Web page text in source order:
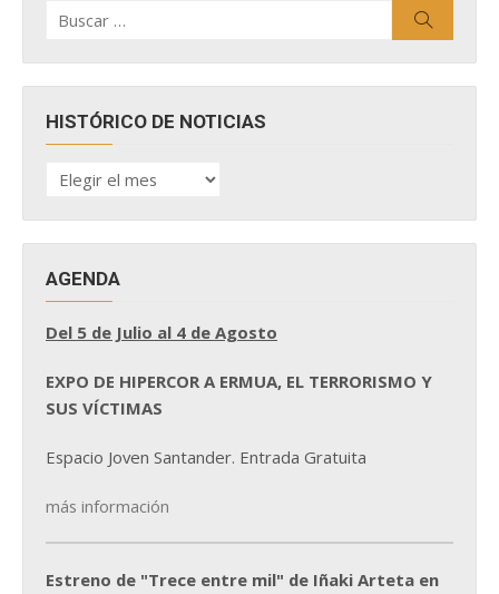
por:
HISTÓRICO DE NOTICIAS
HISTÓRICO
DE
AGENDA
Del 5 de Julio al 4 de Agosto
EXPO DE HIPERCOR A ERMUA, EL TERRORISMO Y
SUS VÍCTIMAS
Espacio Joven Santander. Entrada Gratuita
más información
Estreno de "Trece entre mil" de Iñaki Arteta en